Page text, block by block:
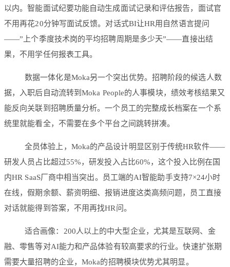
以内。智能面试纪要功能自动生成面试记录和评估报告，面试官
不用再花20分钟写面试反馈。对话式BI让HR用自然语言提问
——”上个季度技术岗的平均招聘周期是多少天”——直接出结
果，不用学任何报表工具。
数据一体化是Moka另一个突出优势。招聘阶段的候选人数
据，入职后自动流转到Moka People的人事模块，绩效考核结果又
能反向关联到招聘质量分析。一个员工的完整成长档案在一个系
统里就能看全，不需要在多个平台之间跳转拼凑。
全员体验上，Moka的产品设计明显区别于传统HR软件——
研发人员占比超过55%，研发投入占比60%，这个投入比例在国
内HR SaaS厂商中相当突出。员工端的AI智能助手支持7×24小时
在线，假期余额、薪资明细、报销进度这类高频问题，员工直接
对话就能得到答案，不用再找HR问。
适合画像：200人以上的中大型企业，尤其是互联网、金
融、零售等对AI能力和产品体验有较高要求的行业。快速扩张期
需要大量招聘的企业，Moka的招聘模块优势尤其明显。